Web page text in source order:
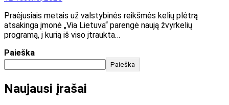
Praėjusiais metais už valstybinės reikšmės kelių plėtrą
atsakinga įmonė „Via Lietuva“ parengė naują žvyrkelių
programą, į kurią iš viso įtraukta…
Paieška
Paieška
Naujausi įrašai